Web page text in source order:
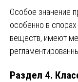
Особое значение
особенно в
веществ, имеют
Раздел 4.